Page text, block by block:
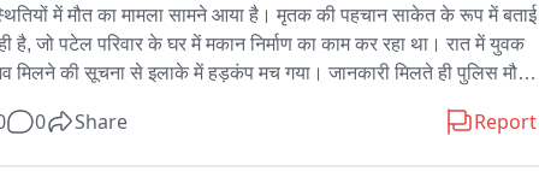
नेतृत्व तय करेगा.
में मौत का मामला सामने आया है। मृतक की पहचान साकेत के रूप में बताई
है, जो पटेल परिवार के घर में मकान निर्माण का काम कर रहा था। रात में युवक
मिलने की सूचना से इलाके में हड़कंप मच गया। जानकारी मिलते ही पुलिस मौके
जांच की मांग की है। पुलिस ने कुछ संदिग्ध लोगों को पूछताछ के लिए थाने ले
0 Share Report